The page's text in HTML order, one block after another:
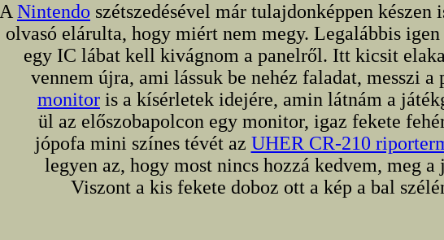
A Nintendo szétszedésével már tulajdonképpen
olvasó elárulta, hogy miért nem megy. Legalábbis
egy IC lábat kell kivágnom a panelről. Itt kicsit
vennem újra, ami lássuk be nehéz faladat, messzi a
monitor is a kísérletek idejére, amin látnám a
ül az előszobapolcon egy monitor, igaz fekete
jópofa mini színes tévét az UHER CR-210
legyen az, hogy most nincs hozzá kedvem, meg a
Viszont a kis fekete doboz ott a kép a bal